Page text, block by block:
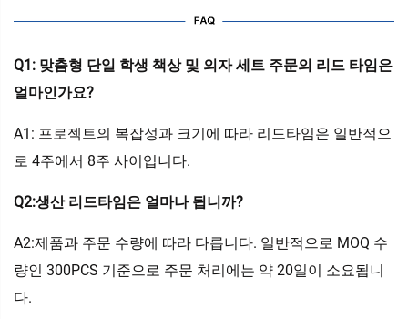
Q1: 맞춤형 단일 학생 책상 및 의자 세트 주문의 리드 타임은
얼마인가요?
A1: 프로젝트의 복잡성과 크기에 따라 리드타임은 일반적으
로 4주에서 8주 사이입니다.
Q2:생산 리드타임은 얼마나 됩니까?
A2:제품과 주문 수량에 따라 다릅니다. 일반적으로 MOQ 수
량인 300PCS 기준으로 주문 처리에는 약 20일이 소요됩니
다.